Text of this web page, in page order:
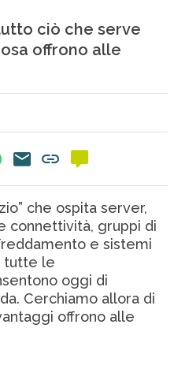
ciò che serve
offrono alle
che ospita server,
connettività, gruppi di
e sistemi
tutte le
oggi di
Cerchiamo allora di
offrono alle